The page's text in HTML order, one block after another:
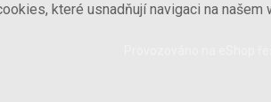
které usnadňují navigaci na